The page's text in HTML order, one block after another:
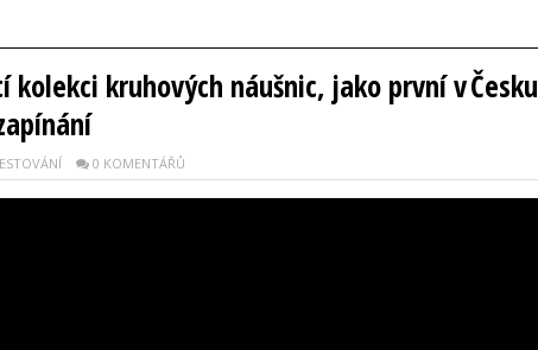
kolekci kruhových náušnic, jako první v Česku
0 KOMENTÁŘŮ